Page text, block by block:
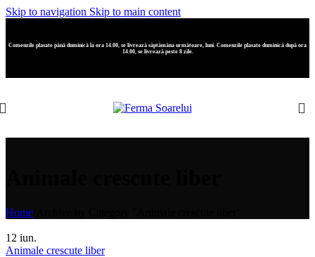
Skip to navigation Skip to main content
Comenzile plasate până duminică la ora 14.00, se livrează săptămâna următoare, luni. Comenzile plasate duminică după ora
14.00, se livrează peste 8 zile.
Home
12 iun.
Animale crescute liber